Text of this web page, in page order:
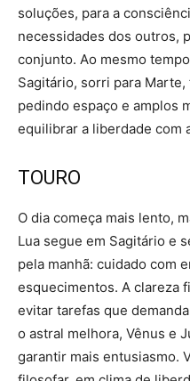
soluções, para a
necessidades dos outros,
conjunto. Ao mesmo
Sagitário, sorri para
pedindo espaço e amplos
equilibrar a liberdade com
TOURO
O dia começa mais lento,
Lua segue em Sagitário e
pela manhã: cuidado com
esquecimentos. A clareza
evitar tarefas que
o astral melhora, Vênus e
garantir mais entusiasmo.